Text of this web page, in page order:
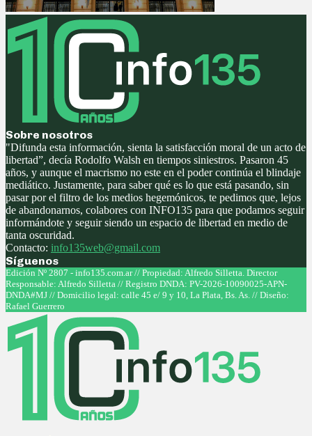
Sobre nosotros
"Difunda esta información, sienta la satisfacción moral de un acto de
libertad”, decía Rodolfo Walsh en tiempos siniestros. Pasaron 45
años, y aunque el macrismo no este en el poder continúa el blindaje
mediático. Justamente, para saber qué es lo que está pasando, sin
pasar por el filtro de los medios hegemónicos, te pedimos que, lejos
de abandonarnos, colabores con INFO135 para que podamos seguir
informándote y seguir siendo un espacio de libertad en medio de
tanta oscuridad.
Contacto: info135web@gmail.com
Síguenos
Facebook
Twitter
Instagram
Youtube
Edición Nº 2807 - info135.com.ar // Propiedad: Alfredo Silletta. Director
Responsable: Alfredo Silletta // Registro DNDA: PV-2026-10090025-APN-
DNDA#MJ // Domicilio legal: calle 45 e/ 9 y 10, La Plata, Bs. As. // Diseño:
Rafael Guerrero